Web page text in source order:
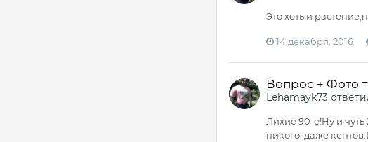
Это хоть и
14 декабря, 2016
Вопрос + Фото
Lehamayk73
Лихие 90-е!Ну и
никого, даже